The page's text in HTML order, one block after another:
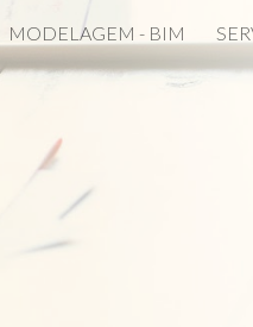
MODELAGEM - BIM